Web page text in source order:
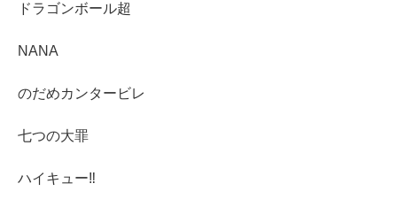
ドラゴンボール超
NANA
のだめカンタービレ
七つの大罪
ハイキュー‼︎